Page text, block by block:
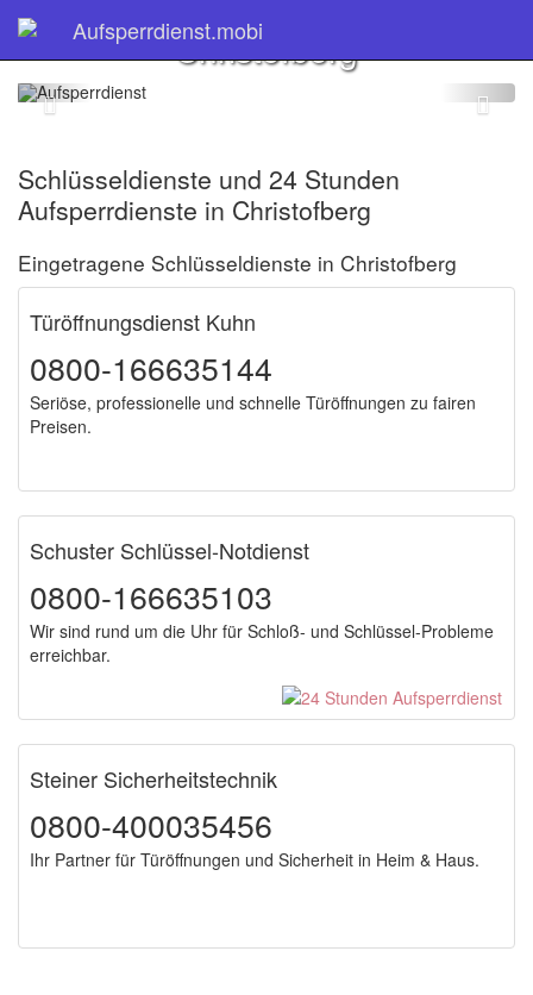
Aufsperrdienst.mobi
Schlüsseldienst
Christofberg
Schlüsseldienste und 24 Stunden
Aufsperrdienste in Christofberg
Eingetragene Schlüsseldienste in Christofberg
Türöffnungsdienst Kuhn
0800-166635144
Seriöse, professionelle und schnelle Türöffnungen zu fairen
Preisen.
Schuster Schlüssel-Notdienst
0800-166635103
Wir sind rund um die Uhr für Schloß- und Schlüssel-Probleme
erreichbar.
Steiner Sicherheitstechnik
0800-400035456
Ihr Partner für Türöffnungen und Sicherheit in Heim & Haus.